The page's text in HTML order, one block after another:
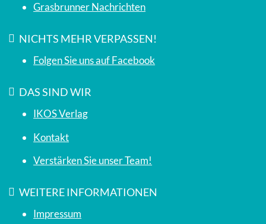
Grasbrunner Nachrichten
NICHTS MEHR VERPASSEN!
Folgen Sie uns auf Facebook
DAS SIND WIR
IKOS Verlag
Kontakt
Verstärken Sie unser Team!
WEITERE INFORMATIONEN
Impressum